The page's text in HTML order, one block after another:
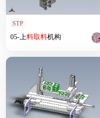
STP
05-上料取料机构